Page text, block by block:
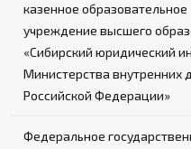
казенное образовательное
учреждение высшего
«Сибирский юридический
Министерства внутренних
Российской Федерации»
Федеральное